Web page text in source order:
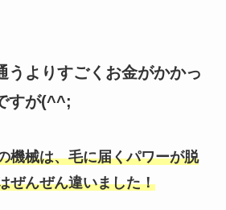
うよりすごくお金がかかっ
すが(^^;
機械は、毛に届くパワーが脱
ぜんぜん違いました！